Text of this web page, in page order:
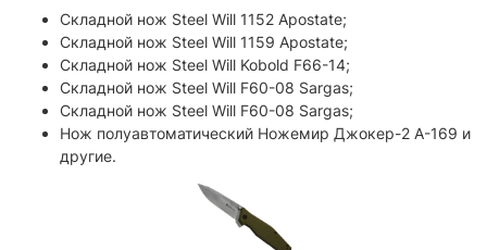
Складной нож Steel Will 1152 Apostate;
Складной нож Steel Will 1159 Apostate;
Складной нож Steel Will Kobold F66-14;
Складной нож Steel Will F60-08 Sargas;
Складной нож Steel Will F60-08 Sargas;
Нож полуавтоматический Ножемир Джокер-2 A-169 и
другие.